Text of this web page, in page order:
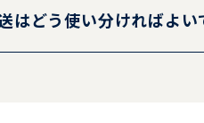
取ポスト、対面商談がある
はどう使い分ければよい